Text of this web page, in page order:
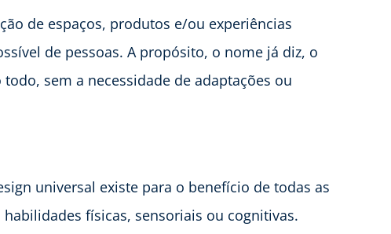
de espaços, produtos e/ou experiências
de pessoas. A propósito, o nome já diz, o
sem a necessidade de adaptações ou
universal existe para o benefício de todas as
físicas, sensoriais ou cognitivas.